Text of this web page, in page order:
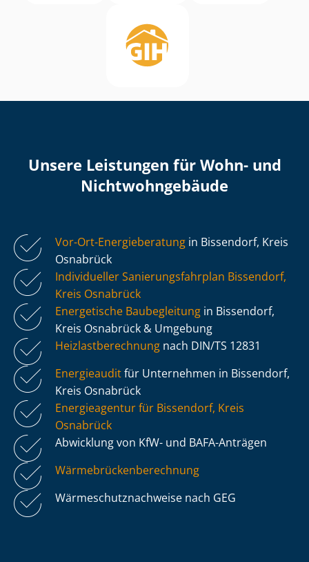
Unsere Leistungen für Wohn- und
Nicht­wohn­ge­bäu­de
Vor-Ort-Energieberatung in Bissendorf, Kreis
Osnabrück
Individueller Sa­nie­rungs­fahr­plan Bissendorf,
Kreis Osnabrück
Energetische Baubegleitung in Bissendorf,
Kreis Osnabrück & Umgebung
Heiz­last­be­rech­nung nach DIN/TS 12831
Energieauditfür Unternehmen in Bissendorf,
Kreis Osnabrück
Energieagentur für Bissendorf, Kreis
Osnabrück
Abwicklung von KfW- und BAFA-Anträgen
Wär­me­brü­cken­be­rech­nung
Wär­me­schutz­nach­wei­se nach GEG